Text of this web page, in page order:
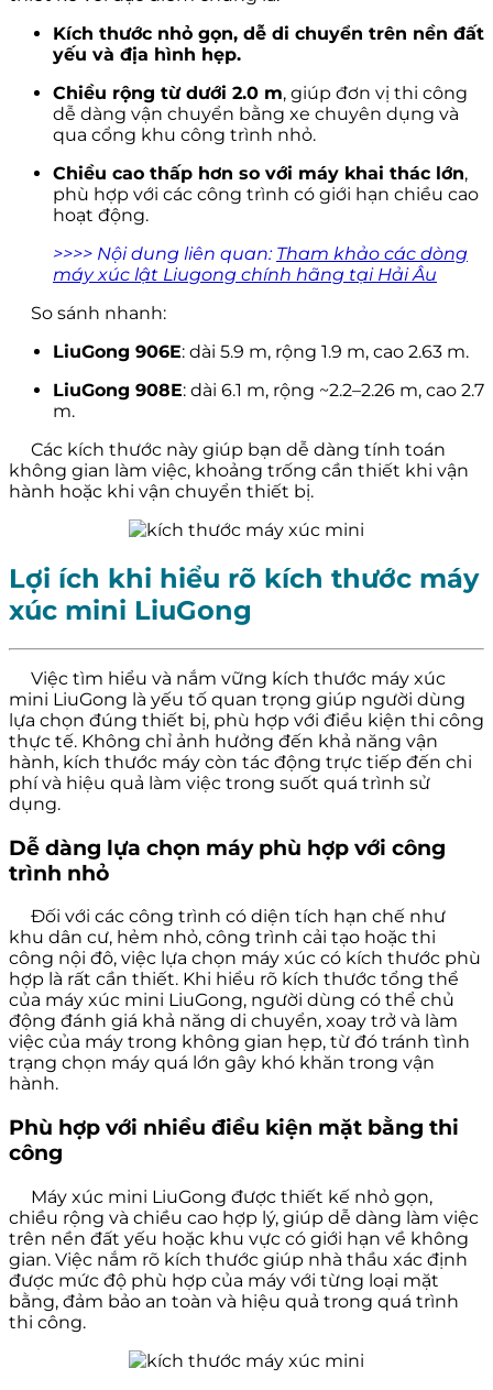
Kích thước nhỏ gọn, dễ di chuyển trên nền đất
yếu và địa hình hẹp.
Chiều rộng từ dưới 2.0 m, giúp đơn vị thi công
dễ dàng vận chuyển bằng xe chuyên dụng và
qua cổng khu công trình nhỏ.
Chiều cao thấp hơn so với máy khai thác lớn,
phù hợp với các công trình có giới hạn chiều cao
hoạt động.
>>>> Nội dung liên quan: Tham khảo các dòng
máy xúc lật Liugong chính hãng tại Hải Âu
So sánh nhanh:
LiuGong 906E: dài 5.9 m, rộng 1.9 m, cao 2.63 m.
LiuGong 908E: dài 6.1 m, rộng ~2.2–2.26 m, cao 2.7
m.
Các kích thước này giúp bạn dễ dàng tính toán
không gian làm việc, khoảng trống cần thiết khi vận
hành hoặc khi vận chuyển thiết bị.
Lợi ích khi hiểu rõ kích thước máy
xúc mini LiuGong
Việc tìm hiểu và nắm vững kích thước máy xúc
mini LiuGong là yếu tố quan trọng giúp người dùng
lựa chọn đúng thiết bị, phù hợp với điều kiện thi công
thực tế. Không chỉ ảnh hưởng đến khả năng vận
hành, kích thước máy còn tác động trực tiếp đến chi
phí và hiệu quả làm việc trong suốt quá trình sử
dụng.
Dễ dàng lựa chọn máy phù hợp với công
trình nhỏ
Đối với các công trình có diện tích hạn chế như
khu dân cư, hẻm nhỏ, công trình cải tạo hoặc thi
công nội đô, việc lựa chọn máy xúc có kích thước phù
hợp là rất cần thiết. Khi hiểu rõ kích thước tổng thể
của máy xúc mini LiuGong, người dùng có thể chủ
động đánh giá khả năng di chuyển, xoay trở và làm
việc của máy trong không gian hẹp, từ đó tránh tình
trạng chọn máy quá lớn gây khó khăn trong vận
hành.
Phù hợp với nhiều điều kiện mặt bằng thi
công
Máy xúc mini LiuGong được thiết kế nhỏ gọn,
chiều rộng và chiều cao hợp lý, giúp dễ dàng làm việc
trên nền đất yếu hoặc khu vực có giới hạn về không
gian. Việc nắm rõ kích thước giúp nhà thầu xác định
được mức độ phù hợp của máy với từng loại mặt
bằng, đảm bảo an toàn và hiệu quả trong quá trình
thi công.